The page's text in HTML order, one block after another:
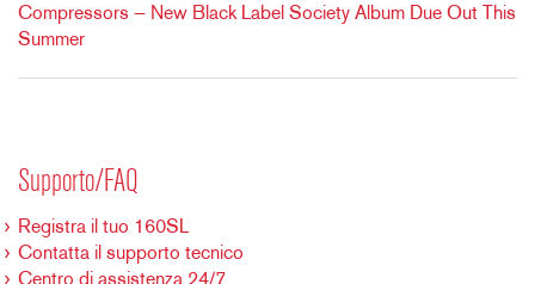
Compressors — New Black Label Society Album Due Out This
Summer
Supporto/FAQ
Registra il tuo 160SL
Contatta il supporto tecnico